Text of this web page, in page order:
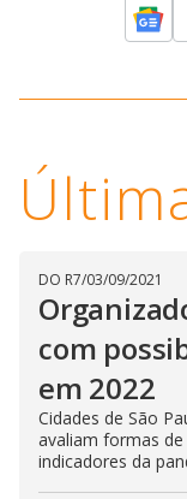
DO R7/03/09/2021
com
em 2022
Cidades de São
avaliam formas
indicadores da